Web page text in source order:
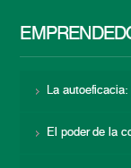
La autoeficacia:
El poder de la